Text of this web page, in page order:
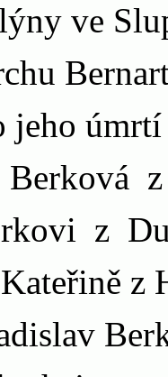
ve
z
z